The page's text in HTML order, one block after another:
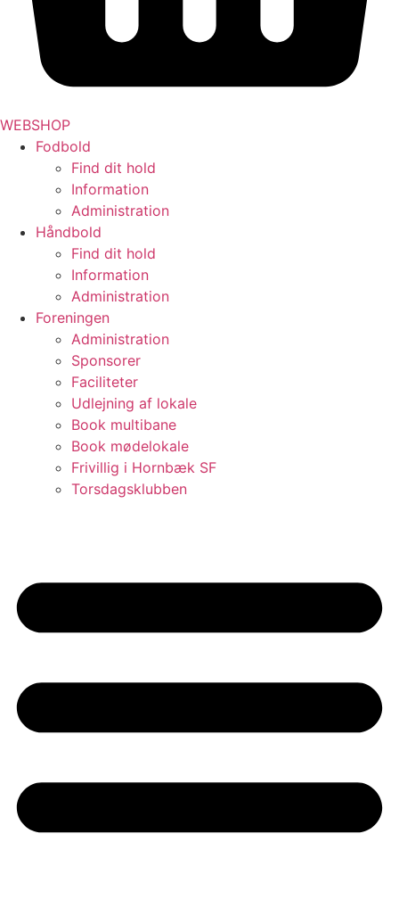
WEBSHOP
Fodbold
Find dit hold
Information
Administration
Håndbold
Find dit hold
Information
Administration
Foreningen
Administration
Sponsorer
Faciliteter
Udlejning af lokale
Book multibane
Book mødelokale
Frivillig i Hornbæk SF
Torsdagsklubben